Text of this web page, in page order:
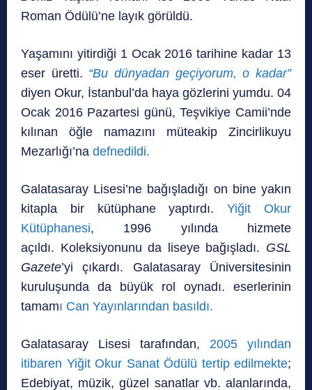
Roman Ödülü’ne layık görüldü.
Yaşamını yitirdiği 1 Ocak 2016 tarihine kadar 13
eser üretti. “Bu dünyadan geçiyorum, o kadar”
diyen Okur, İstanbul’da haya gözlerini yumdu. 04
Ocak 2016 Pazartesi günü, Teşvikiye Camii’nde
kılınan öğle namazını müteakip Zincirlikuyu
Mezarlığı’na defnedildi.
Galatasaray Lisesi’ne bağışladığı on bine yakın
kitapla bir kütüphane yaptırdı.Yiğit Okur
Kütüphanesi, 1996 yılında hizmete
açıldı. Koleksiyonunu da liseye bağışladı. GSL
Gazete’yi çıkardı. Galatasaray Üniversitesinin
kuruluşunda da büyük rol oynadı. eserlerinin
tamamı Can Yayınlarından basıldı.
Galatasaray Lisesi tarafından, 2005 yılından
itibaren Yiğit Okur Sanat Ödülü tertip edilmekte;
Edebiyat, müzik, güzel sanatlar vb. alanlarında,